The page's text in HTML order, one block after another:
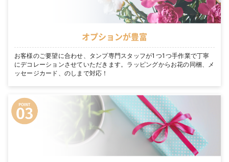
オプションが豊富
お客様のご要望に合わせ、タンプ専門スタッフが1つ1つ手作業で丁寧
にデコレーションさせていただきます。ラッピングからお花の同梱、メ
ッセージカード、のしまで対応！